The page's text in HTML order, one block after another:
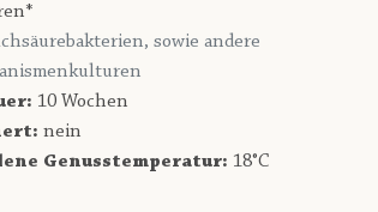
sowie andere
10 Wochen
nein
Genusstemperatur: 18°C